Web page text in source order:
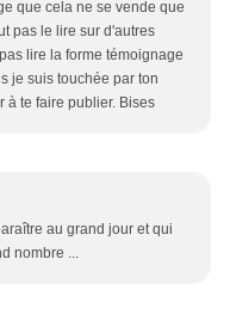
que cela ne se vende que
pas le lire sur d'autres
lire la forme témoignage
je suis touchée par ton
à te faire publier. Bises
au grand jour et qui
nombre ...